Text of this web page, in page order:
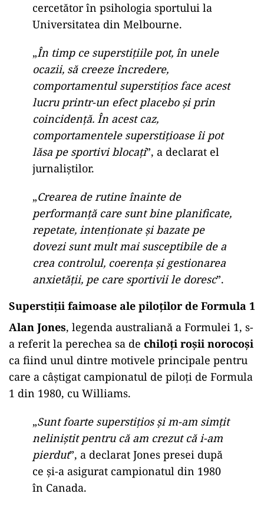
cercetător în psihologia sportului la
Universitatea din Melbourne.
„În timp ce superstițiile pot, în unele
ocazii, să creeze încredere,
comportamentul superstițios face acest
lucru printr-un efect placebo și prin
coincidență. În acest caz,
comportamentele superstițioase îi pot
lăsa pe sportivi blocați”, a declarat el
jurnaliştilor.
„Crearea de rutine înainte de
performanță care sunt bine planificate,
repetate, intenționate și bazate pe
dovezi sunt mult mai susceptibile de a
crea controlul, coerența și gestionarea
anxietății, pe care sportivii le doresc”.
Superstiţii faimoase ale piloților de Formula 1
Alan Jones, legenda australiană a Formulei 1, s-
a referit la perechea sa de chiloți roșii norocoși
ca fiind unul dintre motivele principale pentru
care a câștigat campionatul de piloți de Formula
1 din 1980, cu Williams.
„Sunt foarte superstițios și m-am simțit
neliniștit pentru că am crezut că i-am
pierdut”, a declarat Jones presei după
ce și-a asigurat campionatul din 1980
în Canada.